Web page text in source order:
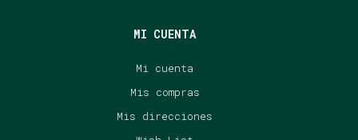
MI CUENTA
Mi cuenta
Mis compras
Mis direcciones